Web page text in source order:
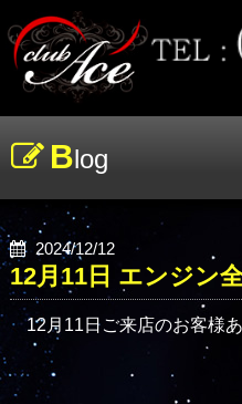
Blog
2024/12/12
12月11日 エンジン
12月11日ご来店のお客様